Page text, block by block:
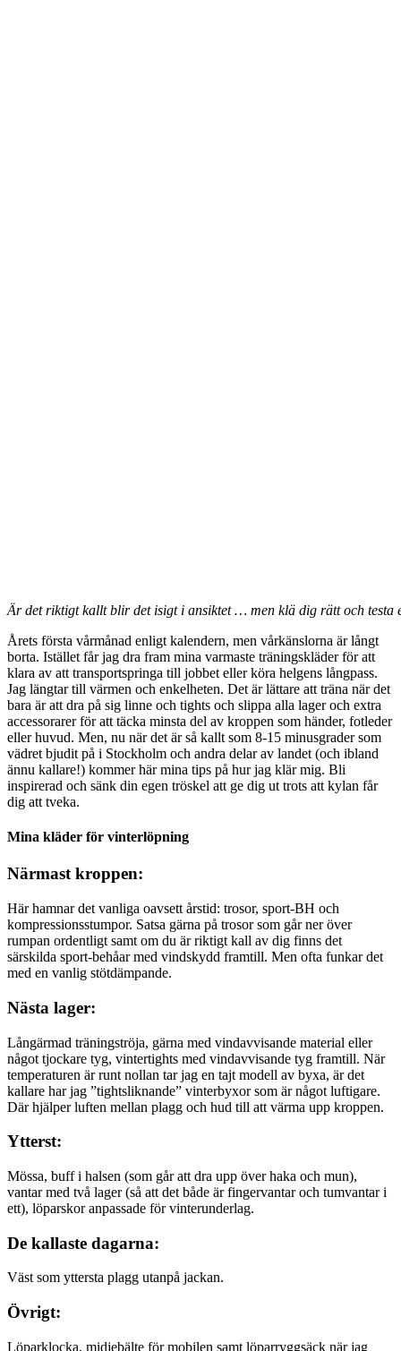
Är det riktigt kallt blir det isigt i ansiktet … men klä dig rätt och testa
Årets första vårmånad enligt kalendern, men vårkänslorna är långt
borta. Istället får jag dra fram mina varmaste träningskläder för att
klara av att transportspringa till jobbet eller köra helgens långpass.
Jag längtar till värmen och enkelheten. Det är lättare att träna när det
bara är att dra på sig linne och tights och slippa alla lager och extra
accessorarer för att täcka minsta del av kroppen som händer, fotleder
eller huvud. Men, nu när det är så kallt som 8-15 minusgrader som
vädret bjudit på i Stockholm och andra delar av landet (och ibland
ännu kallare!) kommer här mina tips på hur jag klär mig. Bli
inspirerad och sänk din egen tröskel att ge dig ut trots att kylan får
dig att tveka.
Mina kläder för vinterlöpning
Närmast kroppen:
Här hamnar det vanliga oavsett årstid: trosor, sport-BH och
kompressionsstumpor. Satsa gärna på trosor som går ner över
rumpan ordentligt samt om du är riktigt kall av dig finns det
särskilda sport-behåar med vindskydd framtill. Men ofta funkar det
med en vanlig stötdämpande.
Nästa lager:
Långärmad träningströja, gärna med vindavvisande material eller
något tjockare tyg, vintertights med vindavvisande tyg framtill. När
temperaturen är runt nollan tar jag en tajt modell av byxa, är det
kallare har jag ”tightsliknande” vinterbyxor som är något luftigare.
Där hjälper luften mellan plagg och hud till att värma upp kroppen.
Ytterst:
Mössa, buff i halsen (som går att dra upp över haka och mun),
vantar med två lager (så att det både är fingervantar och tumvantar i
ett), löparskor anpassade för vinterunderlag.
De kallaste dagarna:
Väst som yttersta plagg utanpå jackan.
Övrigt:
Löparklocka, midjebälte för mobilen samt löparryggsäck när jag